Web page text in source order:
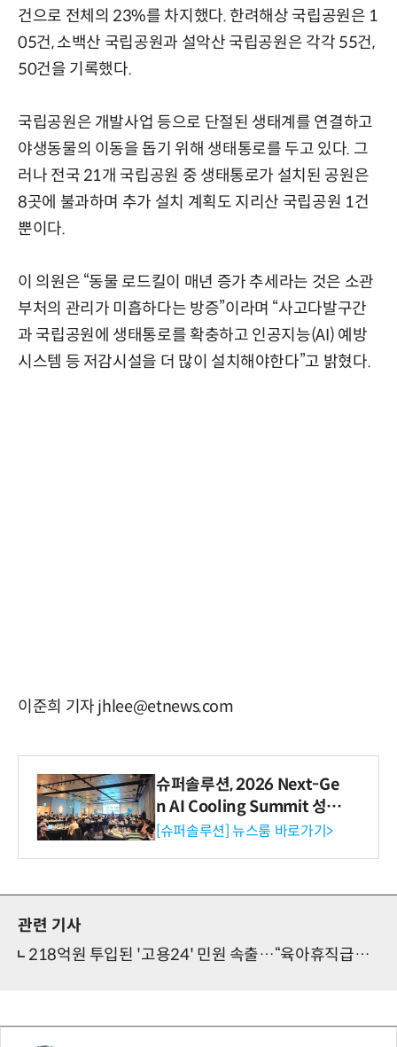
건으로 전체의 23%를 차지했다. 한려해상 국립공원은 1
05건, 소백산 국립공원과 설악산 국립공원은 각각 55건,
50건을 기록했다.
국립공원은 개발사업 등으로 단절된 생태계를 연결하고
야생동물의 이동을 돕기 위해 생태통로를 두고 있다. 그
러나 전국 21개 국립공원 중 생태통로가 설치된 공원은
8곳에 불과하며 추가 설치 계획도 지리산 국립공원 1건
뿐이다.
이 의원은 “동물 로드킬이 매년 증가 추세라는 것은 소관
부처의 관리가 미흡하다는 방증”이라며 “사고다발구간
과 국립공원에 생태통로를 확충하고 인공지능(AI) 예방
시스템 등 저감시설을 더 많이 설치해야한다”고 밝혔다.
이준희 기자 jhlee@etnews.com
슈퍼솔루션, 2026 Next-Ge
n AI Cooling Summit 성황
리 성료
[슈퍼솔루션] 뉴스룸 바로가기>
관련 기사
218억원 투입된 '고용24' 민원 속출…“육아휴직급여 받아야는데”